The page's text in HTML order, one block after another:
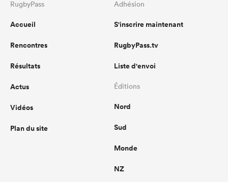
RugbyPass
Accueil
Rencontres
Résultats
Actus
Vidéos
Plan du site
Adhésion
S'inscrire maintenant
RugbyPass.tv
Liste d'envoi
Éditions
Nord
Sud
Monde
NZ